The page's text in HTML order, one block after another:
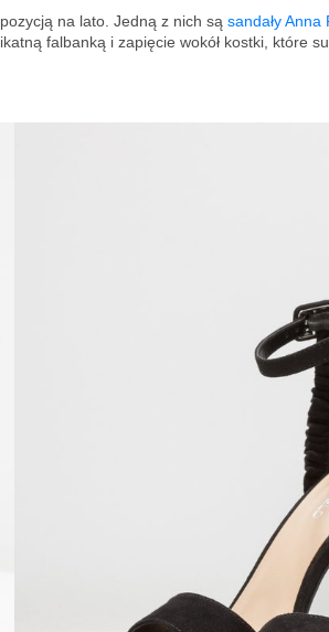
na lato. Jedną z nich są sandały Anna
falbanką i zapięcie wokół kostki, które